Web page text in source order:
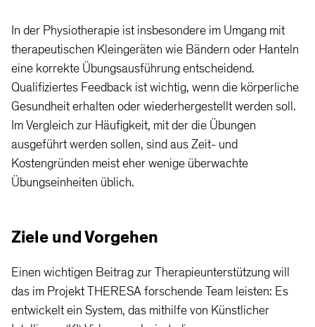
In der Physiotherapie ist insbesondere im Umgang mit
therapeutischen Kleingeräten wie Bändern oder Hanteln
eine korrekte Übungsausführung entscheidend.
Qualifiziertes Feedback ist wichtig, wenn die körperliche
Gesundheit erhalten oder wiederhergestellt werden soll.
Im Vergleich zur Häufigkeit, mit der die Übungen
ausgeführt werden sollen, sind aus Zeit- und
Kostengründen meist eher wenige überwachte
Übungseinheiten üblich.
Ziele und Vorgehen
Einen wichtigen Beitrag zur Therapieunterstützung will
das im Projekt THERESA forschende Team leisten: Es
entwickelt ein System, das mithilfe von Künstlicher